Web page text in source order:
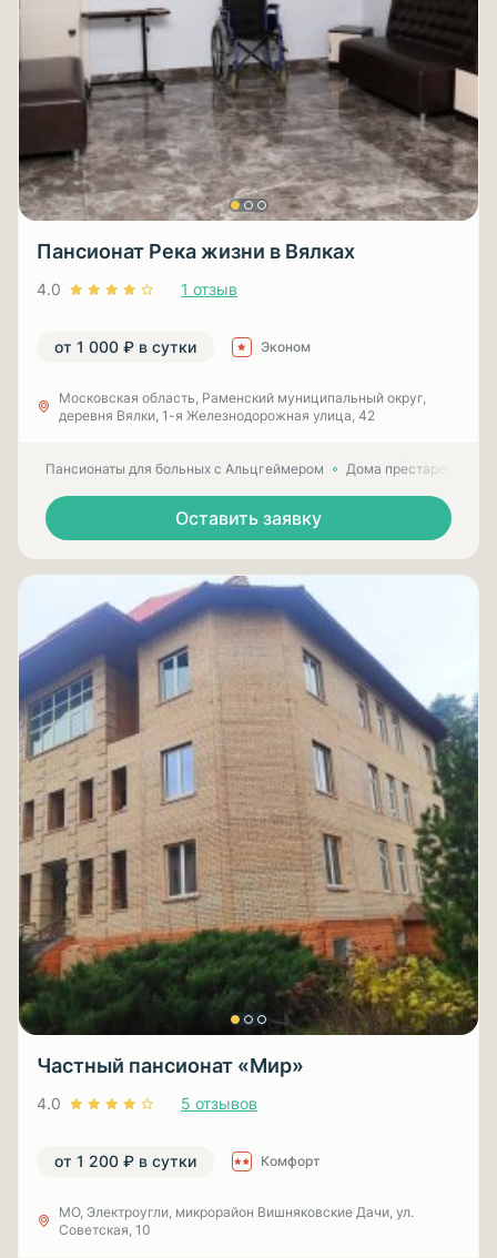
Пансионат Река жизни в Вялках
4.0 1 отзыв
от 1 000 ₽ в сутки Эконом
Московская область, Раменский муниципальный округ,
деревня Вялки, 1-я Железнодорожная улица, 42
Пансионаты для больных с Альцгеймером Дома престарелых
Оставить заявку
Частный пансионат «Мир»
4.0 5 отзывов
от 1 200 ₽ в сутки Комфорт
МО, Электроугли, микрорайон Вишняковские Дачи, ул.
Советская, 10